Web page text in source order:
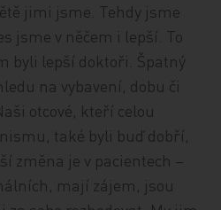
jimi jsme. Tehdy jsme
jsme v něčem i lepší. To
byli lepší doktoři. Špatný
na vybavení, dobu či
otcové, kteří celou
také byli buď dobří,
změna je v pacientech –
mají zájem, jsou